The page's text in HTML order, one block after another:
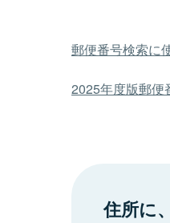
郵便番号検索に
2025年度版郵便
住所に